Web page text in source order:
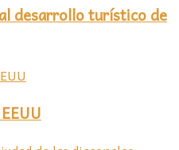
desarrollo turístico de